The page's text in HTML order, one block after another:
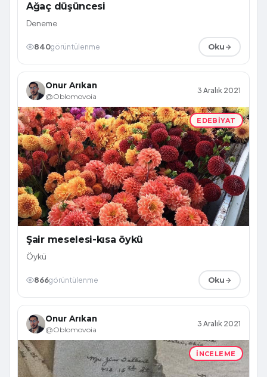
Ağaç düşüncesi
Deneme
840görüntülenme Oku
Onur Arıkan
@Oblomovoia
3 Aralık 2021
EDEBIYAT
Şair meselesi-kısa öykü
Öykü
866görüntülenme Oku
Onur Arıkan
@Oblomovoia
3 Aralık 2021
İNCELEME